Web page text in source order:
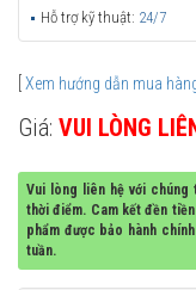
Hỗ trợ kỹ thuật: 24/7
Xem hướng dẫn mua
Giá: VUI LÒNG
Vui lòng liên hệ với
thời điểm. Cam kết đền
phẩm được bảo hành
tuần.